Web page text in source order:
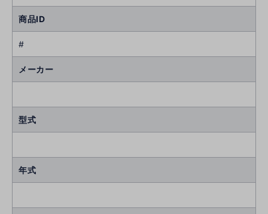
商品ID
#
メーカー
型式
年式